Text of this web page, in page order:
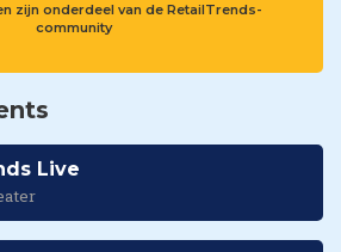
zijn onderdeel van de RetailTrends-
community
Live